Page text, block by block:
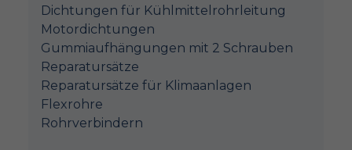
Dichtungen für Kühlmittelrohrleitung
Motordichtungen
Gummiaufhängungen mit 2 Schrauben
Reparatursätze
Reparatursätze für Klimaanlagen
Flexrohre
Rohrverbindern